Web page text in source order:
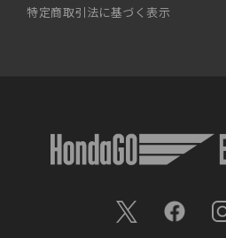
特定商取引法に基づく表示